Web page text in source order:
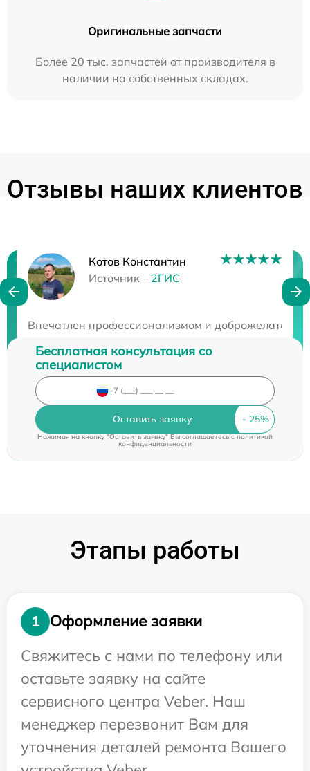
Оригинальные запчасти
Более 20 тыс. запчастей от производителя в
наличии на собственных складах.
Отзывы наших клиентов
Котов Константин
Источник – 2ГИС
Впечатлен профессионализмом и
Нужна консультация?
Бесплатная консультация со
специалистом
Оставить заявку
Нажимая на кнопку "Оставить заявку" Вы соглашаетесь cполитикой
конфиденциальности
Этапы работы
1
Оформление заявки
Свяжитесь с нами по телефону или
оставьте заявку на сайте
сервисного центра Veber. Наш
менеджер перезвонит Вам для
уточнения деталей ремонта Вашего